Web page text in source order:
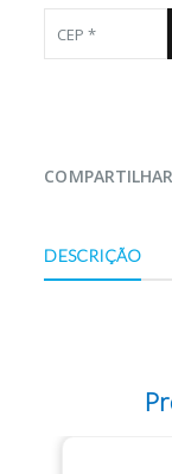
DESCRIÇÃO